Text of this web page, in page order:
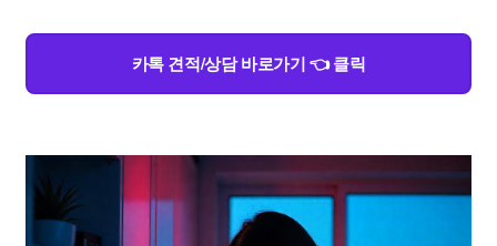
카톡 견적/상담 바로가기 👈 클릭